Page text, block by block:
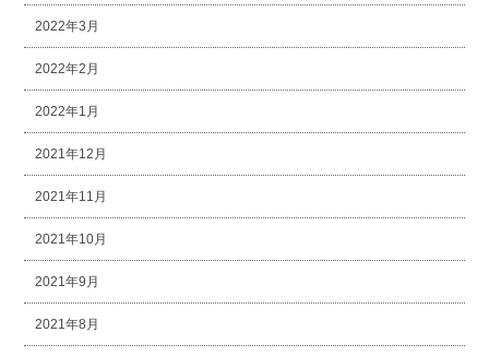
2022年3月
2022年2月
2022年1月
2021年12月
2021年11月
2021年10月
2021年9月
2021年8月